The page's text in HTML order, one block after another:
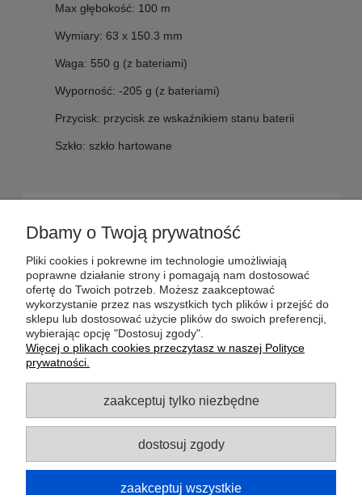
Max głębokość: 100 m
Wymiary: 63 x 150.3 mm
Waga: 550 g (z bateriami)
Wyporność: -205 g (z bateriami)
Przycisk: przycisk ze wskaźnikiem stanu baterii
Szkło: szkło hartowane
DOSTAWA
MOJE KONTO
GWARANCJA I ZWROTY
O FIRMIE
Potrzebujesz pomocy? Zapraszamy do
kontaktu!
+48 795 051 585
Dbamy o Twoją prywatność
Pliki cookies i pokrewne im technologie umożliwiają
poprawne działanie strony i pomagają nam dostosować
ofertę do Twoich potrzeb. Możesz zaakceptować
wykorzystanie przez nas wszystkich tych plików i przejść do
sklepu lub dostosować użycie plików do swoich preferencji,
wybierając opcję "Dostosuj zgody".
Więcej o plikach cookies przeczytasz w naszej Polityce
prywatności.
zaakceptuj tylko niezbędne
dostosuj zgody
zaakceptuj wszystkie